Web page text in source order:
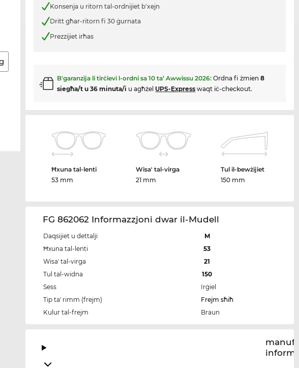
Konsenja u ritorn tal-ordnijiet b'xejn
Dritt għar-ritorn fi 30 ġurnata
Prezzijiet irħas
B'garanzija li tirċievi l-ordni sa10 ta’ Awwissu 2026: Ordna fi żmien8
siegħa/t u 36 minuta/i u agħżel UPS-Express waqt iċ-checkout.
Ħxuna tal-lenti
53 mm
Wisa' tal-virga
21 mm
Tul il-bewżijiet
150 mm
FG 862062 Informazzjoni dwar il-Mudell
Daqsijiet u dettalji
M
Ħxuna tal-lenti
53
Wisa' tal-virga
21
Tul tal-widna
150
Sess
Irġiel
Tip ta' rimm (frejm)
Frejm sħiħ
Kulur tal-frejm
Braun